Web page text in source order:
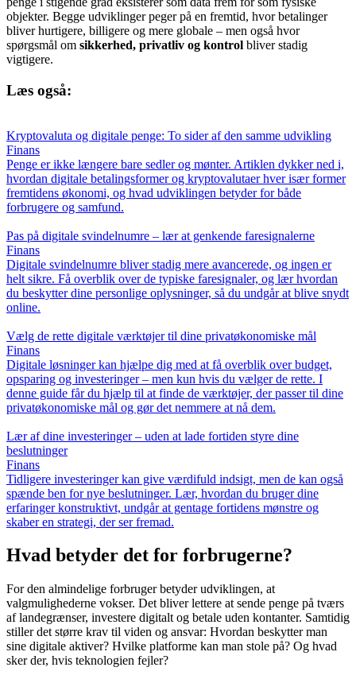
objekter. Begge udviklinger peger på en fremtid, hvor betalinger
bliver hurtigere, billigere og mere globale – men også hvor
spørgsmål om sikkerhed, privatliv og kontrol bliver stadig
vigtigere.
Læs også:
Kryptovaluta og digitale penge: To sider af den samme udvikling
Finans
Penge er ikke længere bare sedler og mønter. Artiklen dykker ned i,
hvordan digitale betalingsformer og kryptovalutaer hver især former
fremtidens økonomi, og hvad udviklingen betyder for både
forbrugere og samfund.
Pas på digitale svindelnumre – lær at genkende faresignalerne
Finans
Digitale svindelnumre bliver stadig mere avancerede, og ingen er
helt sikre. Få overblik over de typiske faresignaler, og lær hvordan
du beskytter dine personlige oplysninger, så du undgår at blive snydt
online.
Vælg de rette digitale værktøjer til dine privatøkonomiske mål
Finans
Digitale løsninger kan hjælpe dig med at få overblik over budget,
opsparing og investeringer – men kun hvis du vælger de rette. I
denne guide får du hjælp til at finde de værktøjer, der passer til dine
privatøkonomiske mål og gør det nemmere at nå dem.
Lær af dine investeringer – uden at lade fortiden styre dine
beslutninger
Finans
Tidligere investeringer kan give værdifuld indsigt, men de kan også
spænde ben for nye beslutninger. Lær, hvordan du bruger dine
erfaringer konstruktivt, undgår at gentage fortidens mønstre og
skaber en strategi, der ser fremad.
Hvad betyder det for forbrugerne?
For den almindelige forbruger betyder udviklingen, at
valgmulighederne vokser. Det bliver lettere at sende penge på tværs
af landegrænser, investere digitalt og betale uden kontanter. Samtidig
stiller det større krav til viden og ansvar: Hvordan beskytter man
sine digitale aktiver? Hvilke platforme kan man stole på? Og hvad
sker der, hvis teknologien fejler?